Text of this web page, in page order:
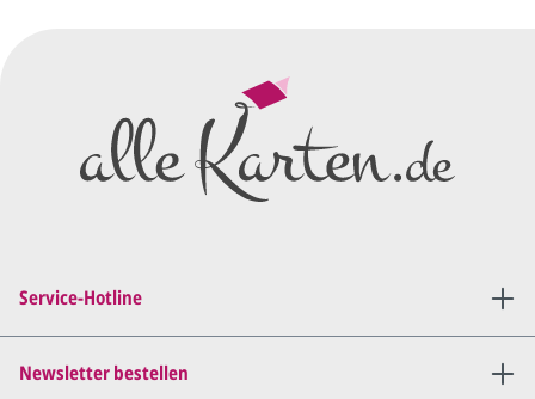
Preisangebot
Anschluss den ersten
Entwurf/Korrekturabzug
Diesen senden wir Ihnen als
PDF per E-Mail.
uns, was Sie amEntwurf
Service-Hotline
Newsletter bestellen